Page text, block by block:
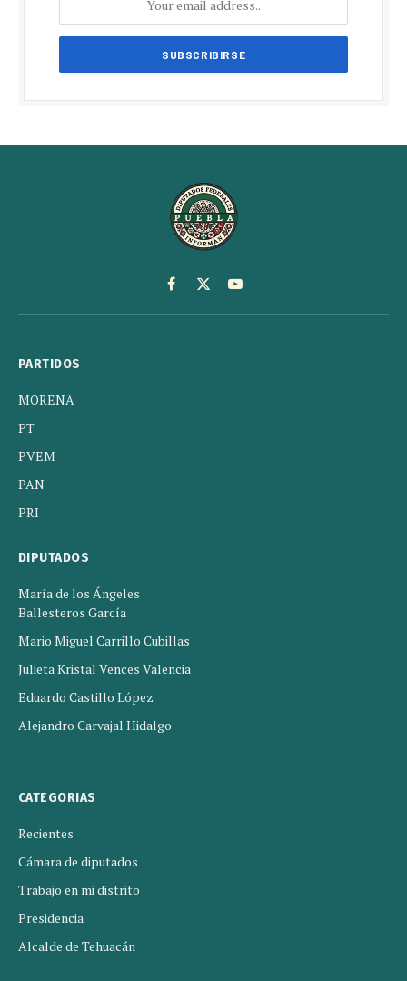
Facebook
X
(Twitter)
YouTube
PARTIDOS
MORENA
PT
PVEM
PAN
PRI
DIPUTADOS
María de los Ángeles
Ballesteros García
Mario Miguel Carrillo Cubillas
Julieta Kristal Vences Valencia
Eduardo Castillo López
Alejandro Carvajal Hidalgo
CATEGORIAS
Recientes
Cámara de diputados
Trabajo en mi distrito
Presidencia
Alcalde de Tehuacán